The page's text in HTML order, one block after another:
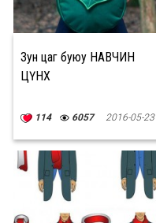
Зун цаг буюу НАВЧИН
ЦҮНХ
114 6057 2016-05-23